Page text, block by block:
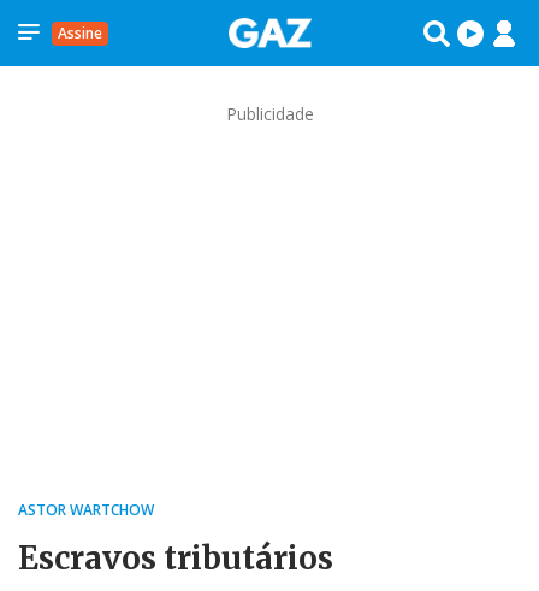
Assine
Publicidade
ASTOR WARTCHOW
Escravos tributários